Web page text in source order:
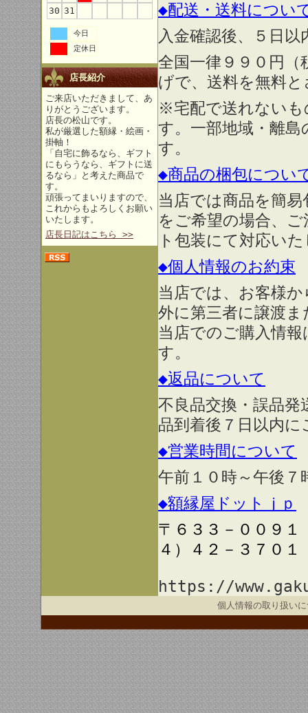
30 31
今日
定休日
店長紹介
ご来店いただきまして、あ
りがとうございます。
店長の松山です。
私が厳選した額縁・絵画・
掛軸！
「自宅に飾るなら、ギフト
にもらうなら、ギフトに送
るなら」と考えた商品で
す。
頑張ってまいりますので、
これからもよろしくお願い
いたします。
店長日記はこちら >>
◆配送・送料につい
入金確認後、５日
全国一律９９０円
げで、送料を無料
※宅配で送れないも
す。一部地域・離
す。
◆商品の梱包につい
当店では商品を簡
をご希望の場合、
ト包装にて対応い
◆個人情報のお約束
当店では、お客様
外に第三者に譲渡
当店でのご購入情
す。
◆返品について
不良品交換・誤品
品到着後７日以内
◆営業時間について
午前１０時～午後
◆額縁屋ドットｊｐ
〒６３３－００９
４）４２－３７０
https://
個人情報の取り扱い